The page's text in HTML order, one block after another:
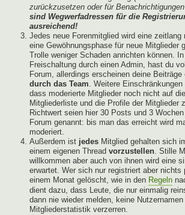
zurückzusetzen oder für
sind Wegwerfadressen für die
ausreichend!
Jedes neue Forenmitglied wird eine
eine Gewöhnungsphase für neue Mitglieder
Trolle weniger Schaden anrichten können.
Freischaltung durch einen Admin, hast du
Forum, allerdings erscheinen deine Beiträge
durch das Team. Weitere
dass moderierte Mitglieder noch nicht auf
Mitgliederliste und die Profile der Mitglieder
Richtwert seien hier 30 Posts und 3
Forum genannt: bis man das erreicht wird
moderiert.
Außerdem ist jedes Mitglied gehalten sich
einem eigenen Thread vorzustellen. Stille
willkommen aber auch von ihnen wird eine
erwartet. Wer sich nur registriert aber nichts
einem Monat gelöscht, wie in den Regeln
dient dazu, dass Leute, die nur einmalig
dann nie wieder melden, keine
Mitgliederstatistik verzerren.